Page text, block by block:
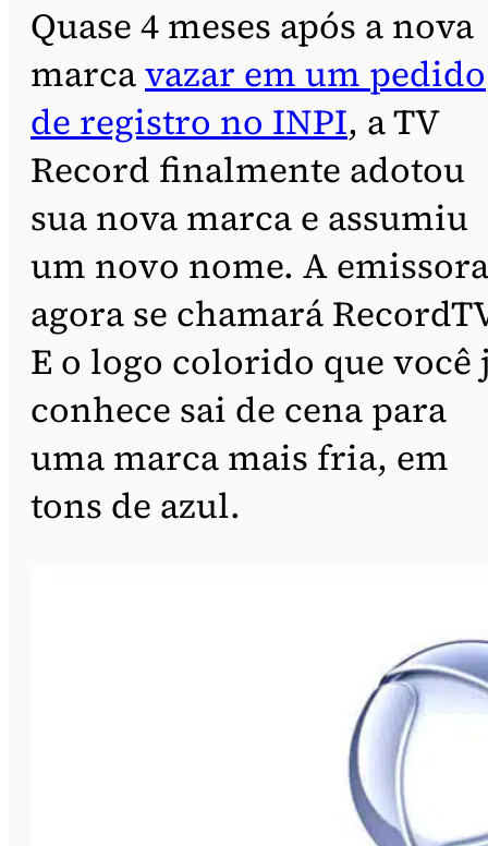
Quase 4 meses após a nova
marcavazar em um pedido
de registro no INPI, a TV
Record finalmente adotou
sua nova marca e assumiu
um novo nome. A emissora
agora se chamará
E o logo colorido que você
conhece sai de cena para
uma marca mais fria, em
tons de azul.